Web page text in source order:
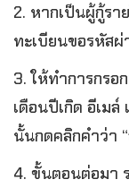
2. หากเป็นผู้กู้รา
ทะเบียนขอรหัสผ่
3. ให้ทำการกร
เดือนปีเกิด อีเม
นั้นกดคลิกคำว่า
4. ขั้นตอนต่อมา